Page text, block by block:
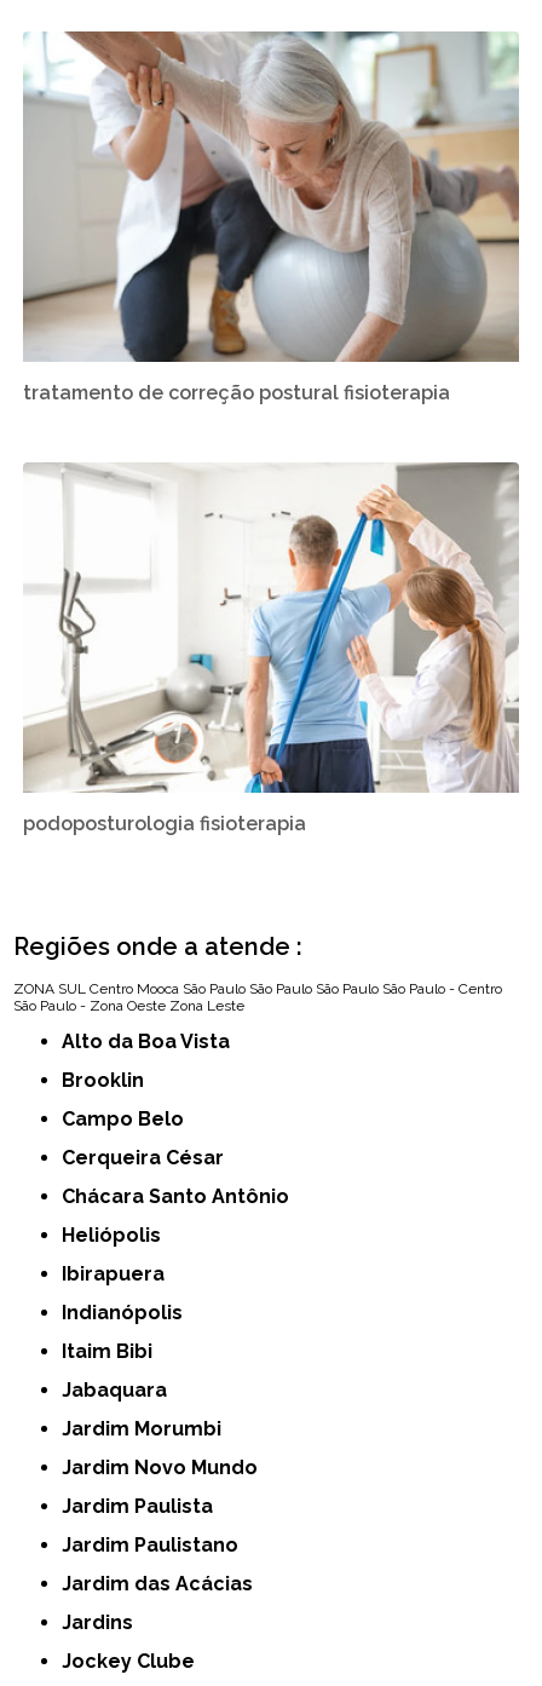
tratamento de correção postural fisioterapia
podoposturologia fisioterapia
Regiões onde a atende :
ZONA SUL Centro Mooca São Paulo São Paulo São Paulo São Paulo - Centro
São Paulo - Zona Oeste Zona Leste
Alto da Boa Vista
Brooklin
Campo Belo
Cerqueira César
Chácara Santo Antônio
Heliópolis
Ibirapuera
Indianópolis
Itaim Bibi
Jabaquara
Jardim Morumbi
Jardim Novo Mundo
Jardim Paulista
Jardim Paulistano
Jardim das Acácias
Jardins
Jockey Clube